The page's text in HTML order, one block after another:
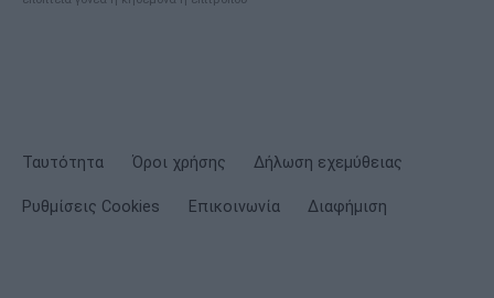
Ταυτότητα Όροι χρήσης Δήλωση εχεμύθειας
Ρυθμίσεις Cookies Επικοινωνία Διαφήμιση